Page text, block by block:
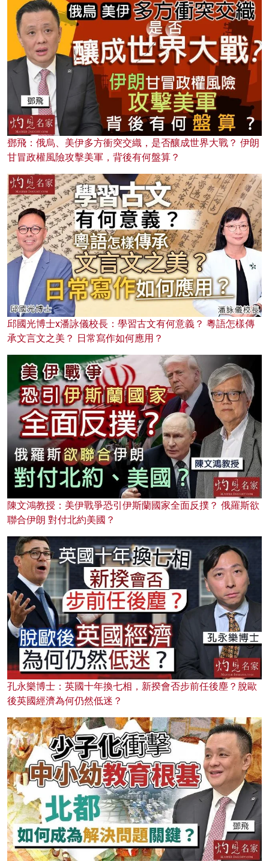
鄧飛：俄烏、美伊多方衝突交織，是否釀成世界大戰？ 伊朗
甘冒政權風險攻擊美軍，背後有何盤算？
邱國光博士x潘詠儀校長：學習古文有何意義？ 粵語怎樣傳
承文言文之美？ 日常寫作如何應用？
陳文鴻教授：美伊戰爭恐引伊斯蘭國家全面反撲？ 俄羅斯欲
聯合伊朗 對付北約美國？
孔永樂博士：英國十年換七相，新揆會否步前任後塵？脫歐
後英國經濟為何仍然低迷？